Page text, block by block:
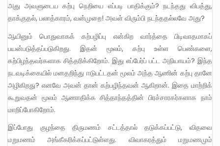
அது அவளுடைய கற்பு நெறியை எப்படி பாதிக்கும்? நடந்தது விபத்து,
தாக்குதல், பலாத்காரம், வன்முறை! அவள் விரும்பி நடந்ததல்லவே அது?
ஆயினும் பொதுவாகக் கற்பழிப்பு என்கிற வார்த்தை பிடிவாதமாகப்
பயன்படுத்தப்படுகிறது. இதன் மூலம், கற்பு உள்ள பெண்களை,
கற்பிழந்தவர்களாக சித்தரிக்கிறோம். இது எப்பேர்ப் பட்ட அநியாயம்? இந்த
நடவடிக்கையில் மனதறிந்து ஈடுபட்டதன் மூலம் அந்த ஆணின் கற்பு தானே
அழிகிறது? எனவே அவன் தான் கற்பழிந்தவன் ஆகிறான். இதை மாற்றிக்
கூறுவதன் மூலம் ஆணாதிக்க சித்தாந்தத்தின் பிரச்சாரகர்களாக நாம்
மாறிப்போகிறோம்.
இப்போது குழந்தை திருமணம் சட்டத்தால் தடுக்கப்பட்டு, விதவை
மறுமணம் அங்கீகரிக்கப்பட்டுள்ளது. விவாகரத்தும் மறுமணமும்